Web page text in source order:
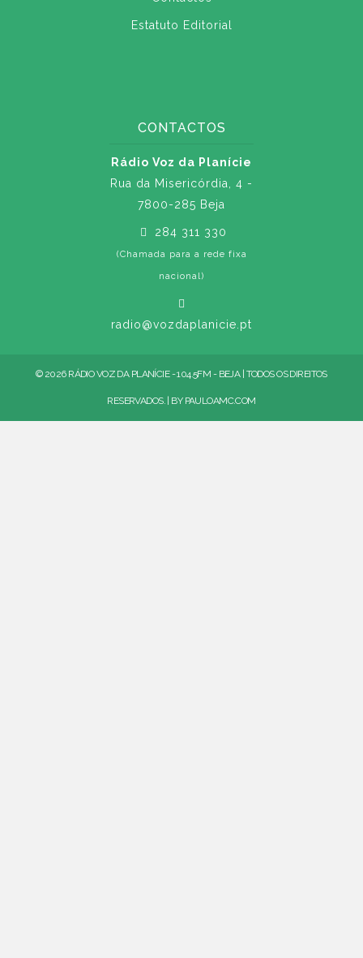
Estatuto Editorial
CONTACTOS
Rádio Voz da Planície
Rua da Misericórdia, 4 -
7800-285 Beja
284 311 330
(Chamada para a rede fixa
nacional)
radio@vozdaplanicie.pt
© 2026 RÁDIO VOZ DA PLANÍCIE - 104.5FM - BEJA | TODOS OS DIREITOS
RESERVADOS. | BY PAULOAMC.COM